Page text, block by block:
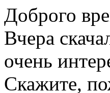
Доброго
Вчера
очень
Скажите,